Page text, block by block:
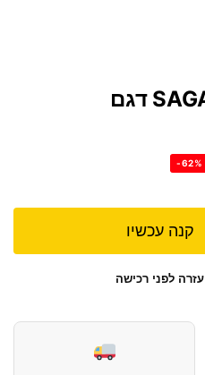
מזגן עילי 1.25 כ"ס SAGA דגם
-62%
קנה עכשיו
עזרה לפני רכישה